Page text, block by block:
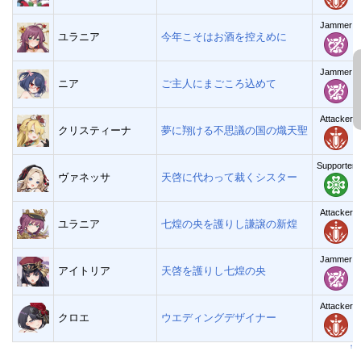
ユラニア 今年こそはお酒を控えめに
Jammer
ニア ご主人にまごころ込めて
Jammer
クリスティーナ 夢に翔ける不思議の国の熾天聖
Attacker
ヴァネッサ 天啓に代わって裁くシスター
Supporter
ユラニア 七煌の央を護りし謙譲の新煌
Attacker
アイトリア 天啓を護りし七煌の央
Jammer
クロエ ウエディングデザイナー
Attacker
↑